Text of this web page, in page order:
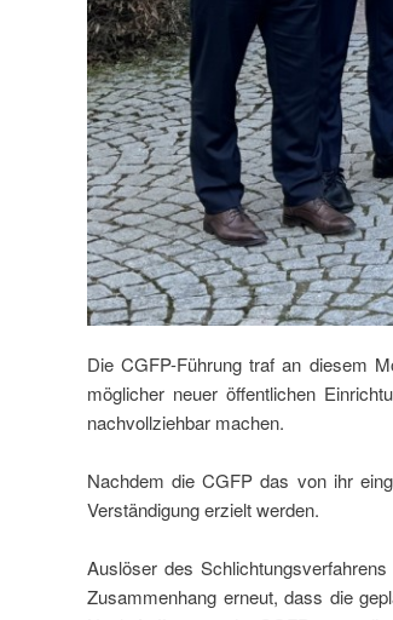
Die CGFP-Führung traf an diesem
möglicher neuer öffentlichen
nachvollziehbar machen.
Nachdem die CGFP das von ihr
Verständigung erzielt werden.
Auslöser des
Zusammenhang erneut, dass die